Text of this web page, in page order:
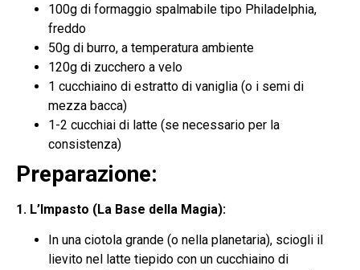
100g di formaggio spalmabile tipo Philadelphia,
freddo
50g di burro, a temperatura ambiente
120g di zucchero a velo
1 cucchiaino di estratto di vaniglia (o i semi di
mezza bacca)
1-2 cucchiai di latte (se necessario per la
consistenza)
Preparazione:
1. L’Impasto (La Base della Magia):
In una ciotola grande (o nella planetaria), sciogli il
lievito nel latte tiepido con un cucchiaino di